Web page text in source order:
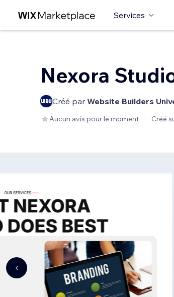
Services
Nexora
Créé par Website Builders
Aucun avis pour le moment Créé